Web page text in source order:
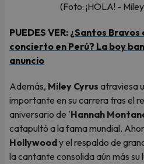
(Foto: ¡HOLA! -
PUEDES VER: ¿Santos
concierto en Perú? La boy
anuncio
Además, Miley Cyrus atraviesa
importante en su carrera tras el
aniversario de 'Hannah
catapultó a la fama mundial.
Hollywoody el respaldo de
la cantante consolida aún más su